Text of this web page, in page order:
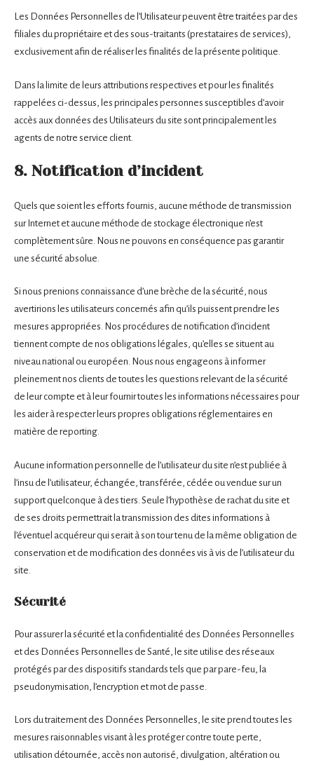
Les Données Personnelles de l’Utilisateur peuvent être traitées par des
filiales du propriétaire et des sous-traitants (prestataires de services),
exclusivement afin de réaliser les finalités de la présente politique.
Dans la limite de leurs attributions respectives et pour les finalités
rappelées ci-dessus, les principales personnes susceptibles d’avoir
accès aux données des Utilisateurs du site sont principalement les
agents de notre service client.
8. Notification d’incident
Quels que soient les efforts fournis, aucune méthode de transmission
sur Internet et aucune méthode de stockage électronique n’est
complètement sûre. Nous ne pouvons en conséquence pas garantir
une sécurité absolue.
Si nous prenions connaissance d’une brèche de la sécurité, nous
avertirions les utilisateurs concernés afin qu’ils puissent prendre les
mesures appropriées. Nos procédures de notification d’incident
tiennent compte de nos obligations légales, qu’elles se situent au
niveau national ou européen. Nous nous engageons à informer
pleinement nos clients de toutes les questions relevant de la sécurité
de leur compte et à leur fournir toutes les informations nécessaires pour
les aider à respecter leurs propres obligations réglementaires en
matière de reporting.
Aucune information personnelle de l’utilisateur du site n’est publiée à
l’insu de l’utilisateur, échangée, transférée, cédée ou vendue sur un
support quelconque à des tiers. Seule l’hypothèse de rachat du site et
de ses droits permettrait la transmission des dites informations à
l’éventuel acquéreur qui serait à son tour tenu de la même obligation de
conservation et de modification des données vis à vis de l’utilisateur du
site.
Sécurité
Pour assurer la sécurité et la confidentialité des Données Personnelles
et des Données Personnelles de Santé, le site utilise des réseaux
protégés par des dispositifs standards tels que par pare-feu, la
pseudonymisation, l’encryption et mot de passe.
Lors du traitement des Données Personnelles, le site prend toutes les
mesures raisonnables visant à les protéger contre toute perte,
utilisation détournée, accès non autorisé, divulgation, altération ou